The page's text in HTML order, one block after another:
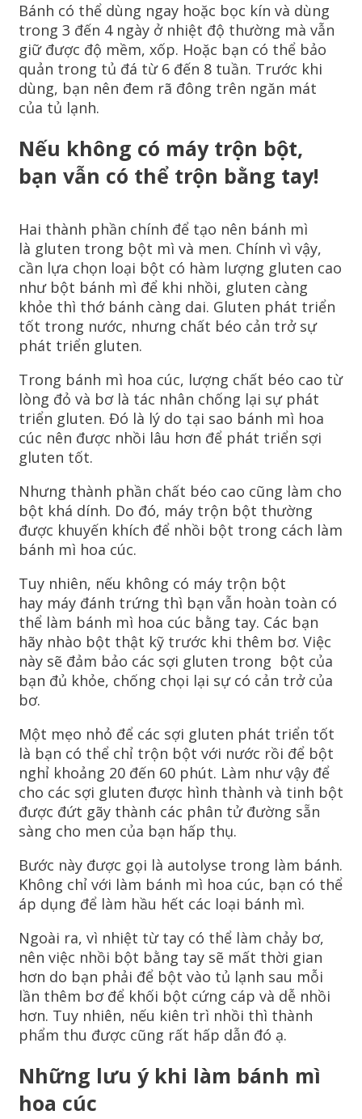
Bánh có thể dùng ngay hoặc bọc kín và dùng
trong 3 đến 4 ngày ở nhiệt độ thường mà vẫn
giữ được độ mềm, xốp. Hoặc bạn có thể bảo
quản trong tủ đá từ 6 đến 8 tuần. Trước khi
dùng, bạn nên đem rã đông trên ngăn mát
của tủ lạnh.
Nếu không có máy trộn bột,
bạn vẫn có thể trộn bằng tay!
Hai thành phần chính để tạo nên bánh mì
là gluten trong bột mì và men. Chính vì vậy,
cần lựa chọn loại bột có hàm lượng gluten cao
như bột bánh mì để khi nhồi, gluten càng
khỏe thì thớ bánh càng dai. Gluten phát triển
tốt trong nước, nhưng chất béo cản trở sự
phát triển gluten.
Trong bánh mì hoa cúc, lượng chất béo cao từ
lòng đỏ và bơ là tác nhân chống lại sự phát
triển gluten. Đó là lý do tại sao bánh mì hoa
cúc nên được nhồi lâu hơn để phát triển sợi
gluten tốt.
Nhưng thành phần chất béo cao cũng làm cho
bột khá dính. Do đó, máy trộn bột thường
được khuyến khích để nhồi bột trong cách làm
bánh mì hoa cúc.
Tuy nhiên, nếu không có máy trộn bột
hay máy đánh trứng thì bạn vẫn hoàn toàn có
thể làm bánh mì hoa cúc bằng tay. Các bạn
hãy nhào bột thật kỹ trước khi thêm bơ. Việc
này sẽ đảm bảo các sợi gluten trong bột của
bạn đủ khỏe, chống chọi lại sự có cản trở của
bơ.
Một mẹo nhỏ để các sợi gluten phát triển tốt
là bạn có thể chỉ trộn bột với nước rồi để bột
nghỉ khoảng 20 đến 60 phút. Làm như vậy để
cho các sợi gluten được hình thành và tinh bột
được đứt gãy thành các phân tử đường sẵn
sàng cho men của bạn hấp thụ.
Bước này được gọi là autolyse trong làm bánh.
Không chỉ với làm bánh mì hoa cúc, bạn có thể
áp dụng để làm hầu hết các loại bánh mì.
Ngoài ra, vì nhiệt từ tay có thể làm chảy bơ,
nên việc nhồi bột bằng tay sẽ mất thời gian
hơn do bạn phải để bột vào tủ lạnh sau mỗi
lần thêm bơ để khối bột cứng cáp và dễ nhồi
hơn. Tuy nhiên, nếu kiên trì nhồi thì thành
phẩm thu được cũng rất hấp dẫn đó ạ.
Những lưu ý khi làm bánh mì
hoa cúc